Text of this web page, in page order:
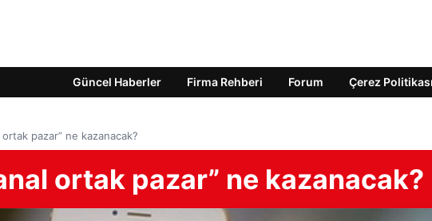
Güncel Haberler Firma Rehberi Forum Çerez Politikası
ortak pazar” ne kazanacak?
ortak pazar” ne kazanacak?